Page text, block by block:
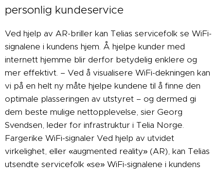
personlig kundeservice
Ved hjelp av AR-briller kan Telias servicefolk se WiFi-
signalene i kundens hjem. Å hjelpe kunder med
internett hjemme blir derfor betydelig enklere og
mer effektivt. – Ved å visualisere WiFi-dekningen kan
vi på en helt ny måte hjelpe kundene til å finne den
optimale plasseringen av utstyret – og dermed gi
dem beste mulige nettopplevelse, sier Georg
Svendsen, leder for infrastruktur i Telia Norge.
Fargerike WiFi-signaler Ved hjelp av utvidet
virkelighet, eller «augmented reality» (AR), kan Telias
utsendte servicefolk «se» WiFi-signalene i kundens